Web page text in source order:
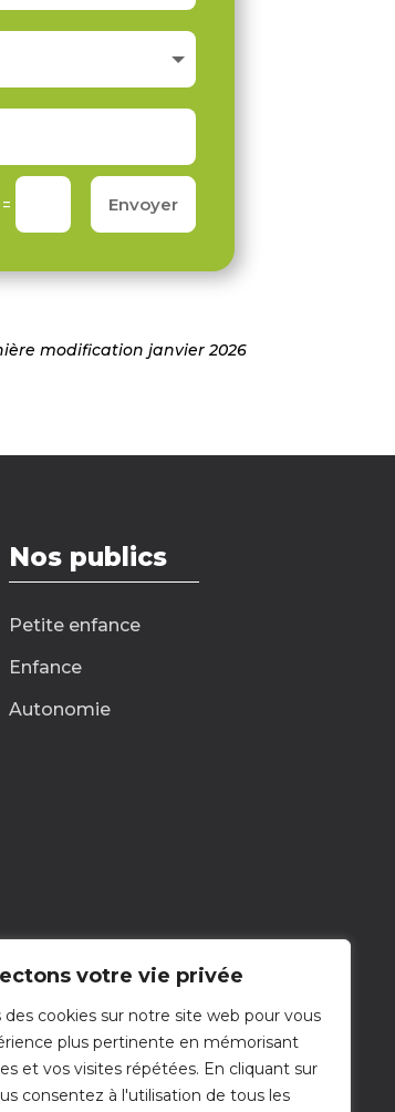
votre vie privée
des cookies sur notre site web pour vous
plus pertinente en mémorisant
et vos visites répétées. En cliquant sur
consentez à l'utilisation de tous les
= Envoyer
modification janvier 2026
Nos publics
Petite enfance
Enfance
Autonomie
contacter
Nous écrire